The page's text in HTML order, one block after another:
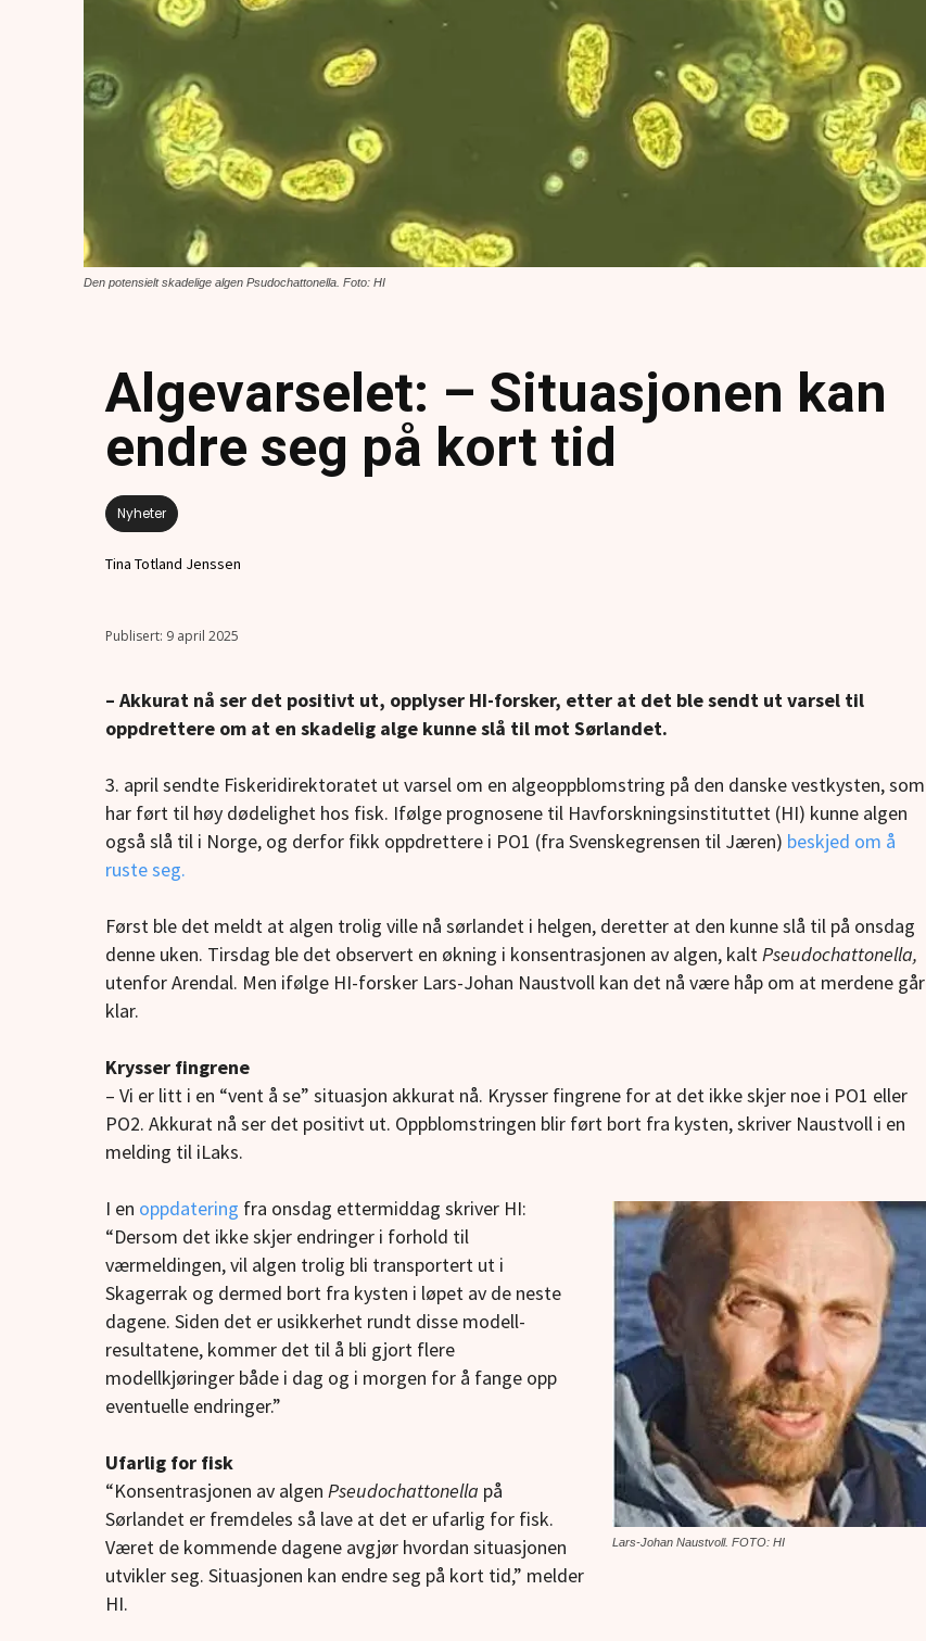
Den potensielt skadelige algen Psudochattonella. Foto: HI
Algevarselet: – Situasjonen kan
endre seg på kort tid
Nyheter
Tina Totland Jenssen
9 april 2025
– Akkurat nå ser det positivt ut, opplyser HI-forsker, etter at det ble sendt ut varsel til
oppdrettere om at en skadelig alge kunne slå til mot Sørlandet.
3. april sendte Fiskeridirektoratet ut varsel om en algeoppblomstring på den danske vestkysten, som
har ført til høy dødelighet hos fisk. Ifølge prognosene til Havforskningsinstituttet (HI) kunne algen
også slå til i Norge, og derfor fikk oppdrettere i PO1 (fra Svenskegrensen til Jæren) beskjed om å
ruste seg.
Først ble det meldt at algen trolig ville nå sørlandet i helgen, deretter at den kunne slå til på onsdag
denne uken. Tirsdag ble det observert en økning i konsentrasjonen av algen, kaltPseudochattonella,
utenfor Arendal. Men ifølge HI-forsker Lars-Johan Naustvoll kan det nå være håp om at merdene går
klar.
Krysser fingrene
– Vi er litt i en “vent å se” situasjon akkurat nå. Krysser fingrene for at det ikke skjer noe i PO1 eller
PO2. Akkurat nå ser det positivt ut. Oppblomstringen blir ført bort fra kysten, skriver Naustvoll i en
melding til iLaks.
Lars-Johan Naustvoll. FOTO: HI
I en oppdatering fra onsdag ettermiddag skriver HI:
“Dersom det ikke skjer endringer i forhold til
værmeldingen, vil algen trolig bli transportert ut i
Skagerrak og dermed bort fra kysten i løpet av de neste
dagene. Siden det er usikkerhet rundt disse modell-
resultatene, kommer det til å bli gjort flere
modellkjøringer både i dag og i morgen for å fange opp
eventuelle endringer.”
Ufarlig for fisk
“Konsentrasjonen av algen Pseudochattonella på
Sørlandet er fremdeles så lave at det er ufarlig for fisk.
Været de kommende dagene avgjør hvordan situasjonen
utvikler seg. Situasjonen kan endre seg på kort tid,” melder
HI.